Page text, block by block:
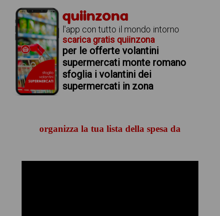
quiinzona
l'app con tutto il mondo intorno
scarica gratis quiinzona
per le offerte volantini
supermercati monte romano
sfoglia i volantini dei
supermercati in zona
organizza la tua lista della spesa da